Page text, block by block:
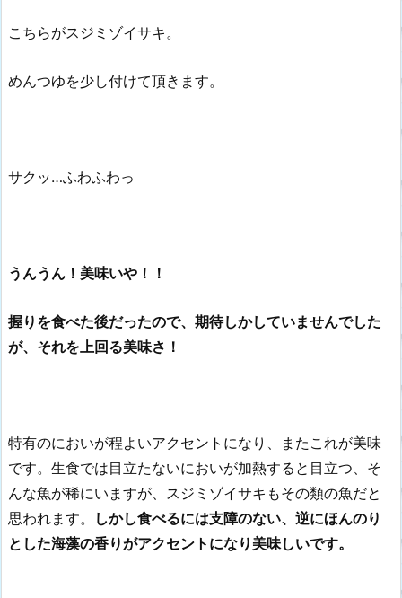
こちらがスジミゾイサキ。
めんつゆを少し付けて頂きます。
サクッ…ふわふわっ
うんうん！美味いや！！
握りを食べた後だったので、期待しかしていませんでした
が、それを上回る美味さ！
特有のにおいが程よいアクセントになり、またこれが美味
です。生食では目立たないにおいが加熱すると目立つ、そ
んな魚が稀にいますが、スジミゾイサキもその類の魚だと
思われます。
しかし食べるには支障のない、逆にほんのり
とした海藻の香りがアクセントになり美味しいです。